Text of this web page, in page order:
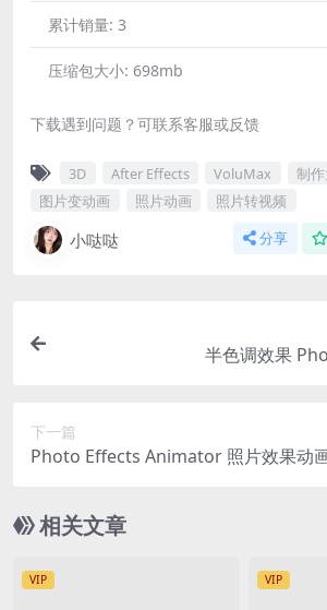
累计销量: 3
压缩包大小: 698mb
下载遇到问题？可联系客服或反馈
3D After Effects VoluMax
制
图片变动画
照片动画 照片转视频
小哒哒 分享
半色调效果
下一篇
Photo Effects Animator 照片效果动
相关文章
VIP VIP